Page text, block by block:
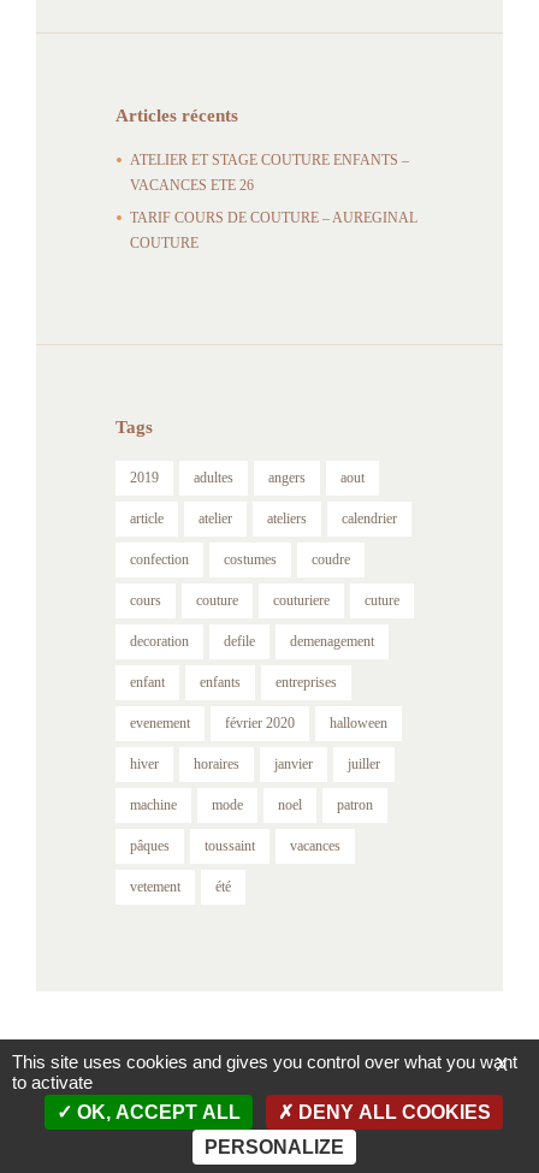
Articles récents
ATELIER ET STAGE COUTURE ENFANTS –
VACANCES ETE 26
TARIF COURS DE COUTURE – AUREGINAL
COUTURE
Tags
2019 adultes angers aout
article atelier ateliers calendrier
confection costumes coudre
cours couture couturiere cuture
decoration defile demenagement
enfant enfants entreprises
evenement février 2020 halloween
hiver horaires janvier juiller
machine mode noel patron
pâques toussaint vacances
vetement été
Accueil Contact Mentions légales
Politique de confidentialité
Conditions générales de vente
X
This site uses cookies and gives you control over what you want
to activate
OK, ACCEPT ALL
DENY ALL COOKIES
PERSONALIZE